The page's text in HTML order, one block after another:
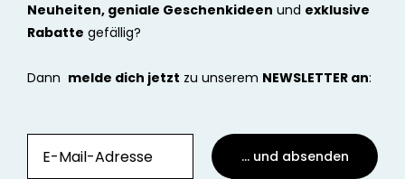
Neuheiten, geniale Geschenkideen und exklusive
Rabatte gefällig?
Dann melde dich jetzt zu unserem NEWSLETTER an:
... und absenden